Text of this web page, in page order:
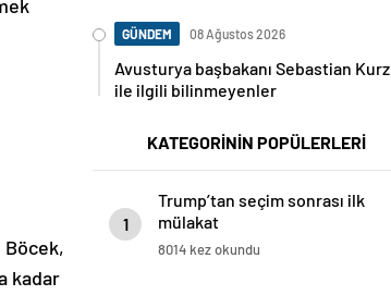
Böcek,
kadar
GÜNDEM 08 Ağustos 2026
Avusturya başbakanı Sebastian Kurz
ile ilgili bilinmeyenler
KATEGORİNİN POPÜLERLERİ
1
Trump’tan seçim sonrası ilk
mülakat
8014 kez okundu